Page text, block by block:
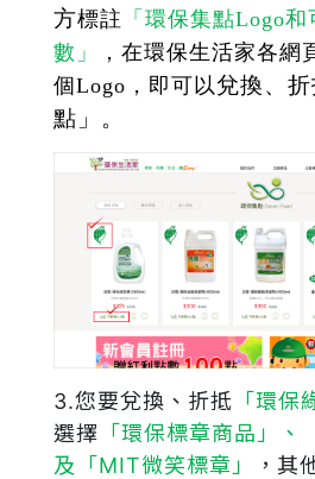
方標註 「環保集點Logo
數」
，在環保生活家各網
個Logo，即可以兌換、折
點」。
3.您要兌換、折抵 「環保
選擇 「環保標章商品」、
及「MIT微笑標章」
，其